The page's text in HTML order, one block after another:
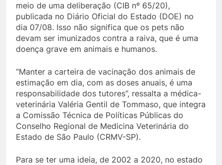
meio de uma deliberação (CIB nº 65/20),
publicada no Diário Oficial do Estado (DOE) no
dia 07/08. Isso não significa que os pets não
devam ser imunizados contra a raiva, que é uma
doença grave em animais e humanos.
“Manter a carteira de vacinação dos animais de
estimação em dia, com as doses anuais, é uma
responsabilidade dos tutores”, ressalta a médica-
veterinária Valéria Gentil de Tommaso, que integra
a Comissão Técnica de Políticas Públicas do
Conselho Regional de Medicina Veterinária do
Estado de São Paulo (CRMV-SP).
Para se ter uma ideia, de 2002 a 2020, no estado